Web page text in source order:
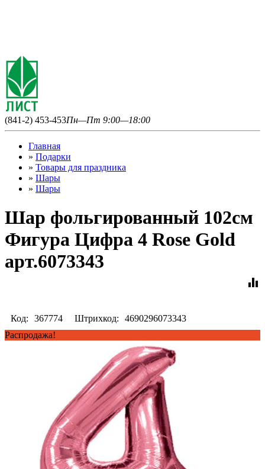
(841-2) 453-453Пн—Пт 9:00—18:00
Главная
» Подарки
» Товары для праздника
» Шары
» Шары
Шар фольгированный 102см
Фигура Цифра 4 Rose Gold
арт.6073343
equalizer
Код: 367774 Штрихкод:
4690296073343
Распродажа!